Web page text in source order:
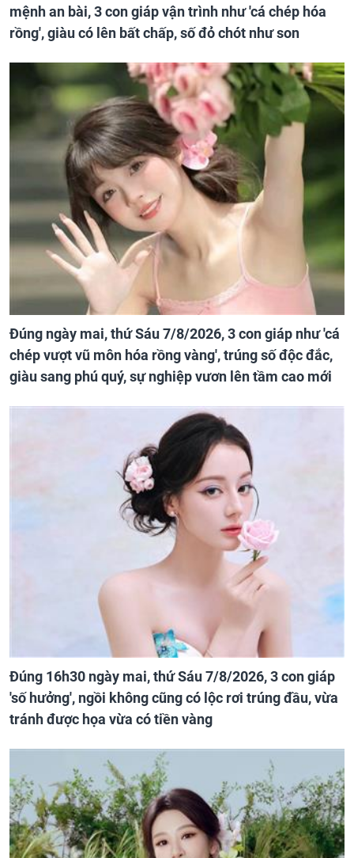
mệnh an bài, 3 con giáp vận trình như 'cá chép hóa
rồng', giàu có lên bất chấp, số đỏ chót như son
Đúng ngày mai, thứ Sáu 7/8/2026, 3 con giáp như 'cá
chép vượt vũ môn hóa rồng vàng', trúng số độc đắc,
giàu sang phú quý, sự nghiệp vươn lên tầm cao mới
Đúng 16h30 ngày mai, thứ Sáu 7/8/2026, 3 con giáp
'số hưởng', ngồi không cũng có lộc rơi trúng đầu, vừa
tránh được họa vừa có tiền vàng